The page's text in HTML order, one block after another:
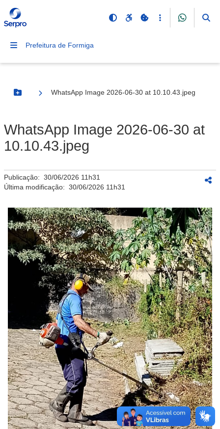
Prefeitura de Formiga
Botão Menu
WhatsApp Image 2026-06-30 at 10.10.43.jpeg
WhatsApp Image 2026-06-30 at
10.10.43.jpeg
Publicação: 30/06/2026 11h31
Última modificação: 30/06/2026 11h31